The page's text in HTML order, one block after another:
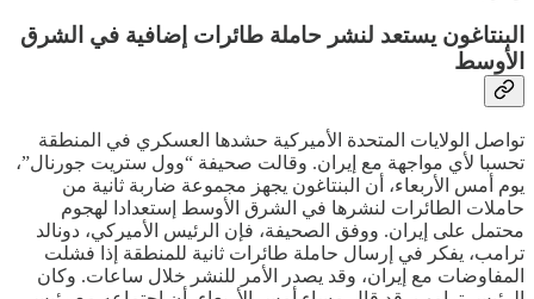
البنتاغون يستعد لنشر حاملة طائرات إضافية في الشرق
الأوسط
تواصل الولايات المتحدة الأميركية حشدها العسكري في المنطقة
تحسبا لأي مواجهة مع إيران. وقالت صحيفة “وول ستريت جورنال”،
يوم أمس الأربعاء، أن البنتاغون يجهز مجموعة ضاربة ثانية من
حاملات الطائرات لنشرها في الشرق الأوسط إستعدادا لهجوم
محتمل على إيران. ووفق الصحيفة، فإن الرئيس الأميركي، دونالد
ترامب، يفكر في إرسال حاملة طائرات ثانية للمنطقة إذا فشلت
المفاوضات مع إيران، وقد يصدر الأمر للنشر خلال ساعات. وكان